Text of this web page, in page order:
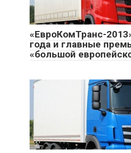
«ЕвроКомТранс-
года и главные
«большой